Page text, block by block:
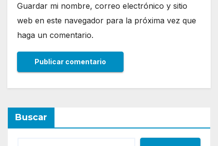
Guardar mi nombre, correo electrónico y sitio
web en este navegador para la próxima vez que
haga un comentario.
Buscar